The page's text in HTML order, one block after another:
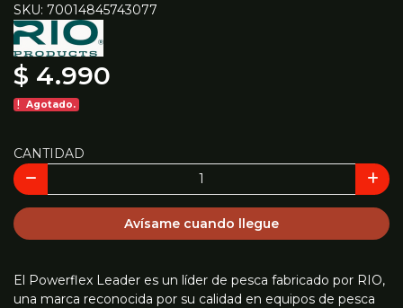
SKU: 70014845743077
$ 4.990
Agotado.
CANTIDAD
Avísame cuando llegue
El Powerflex Leader es un líder de pesca fabricado por RIO,
una marca reconocida por su calidad en equipos de pesca